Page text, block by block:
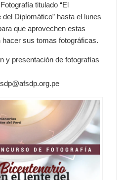
titulado “El
Diplomático” hasta el lunes
que aprovechen estas
hacer sus tomas fotográficas.
y presentación de fotografías